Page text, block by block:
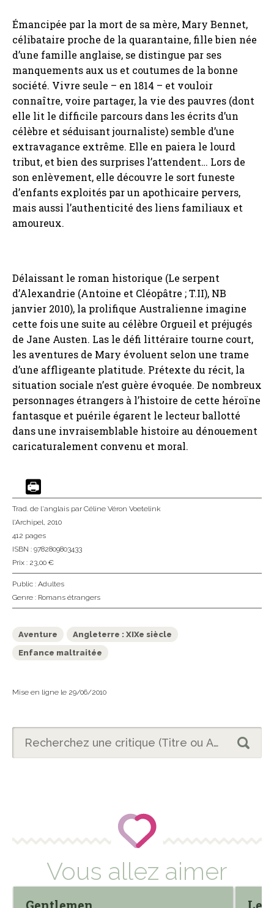
Émancipée par la mort de sa mère, Mary Bennet,
célibataire proche de la quarantaine, fille bien née
d’une famille anglaise, se distingue par ses
manquements aux us et coutumes de la bonne
société. Vivre seule – en 1814 – et vouloir
connaître, voire partager, la vie des pauvres (dont
elle lit le difficile parcours dans les écrits d’un
célèbre et séduisant journaliste) semble d’une
extravagance extrême. Elle en paiera le lourd
tribut, et bien des surprises l’attendent… Lors de
son enlèvement, elle découvre le sort funeste
d’enfants exploités par un apothicaire pervers,
mais aussi l’authenticité des liens familiaux et
amoureux.
Délaissant le roman historique (Le serpent
d’Alexandrie (Antoine et Cléopâtre ; T.II), NB
janvier 2010), la prolifique Australienne imagine
cette fois une suite au célèbre Orgueil et préjugés
de Jane Austen. Las le défi littéraire tourne court,
les aventures de Mary évoluent selon une trame
d’une affligeante platitude. Prétexte du récit, la
situation sociale n’est guère évoquée. De nombreux
personnages étrangers à l’histoire de cette héroïne
fantasque et puérile égarent le lecteur ballotté
dans une invraisemblable histoire au dénouement
caricaturalement convenu et moral.
Trad. de l'anglais par Céline Véron Voetelink
l'Archipel, 2010
412 pages
ISBN : 9782809803433
Prix : 23,00 €
Public : Adultes
Genre : Romans étrangers
Aventure
Angleterre : XIXe siècle
Enfance maltraitée
Mise en ligne le 29/06/2010
Vous allez aimer